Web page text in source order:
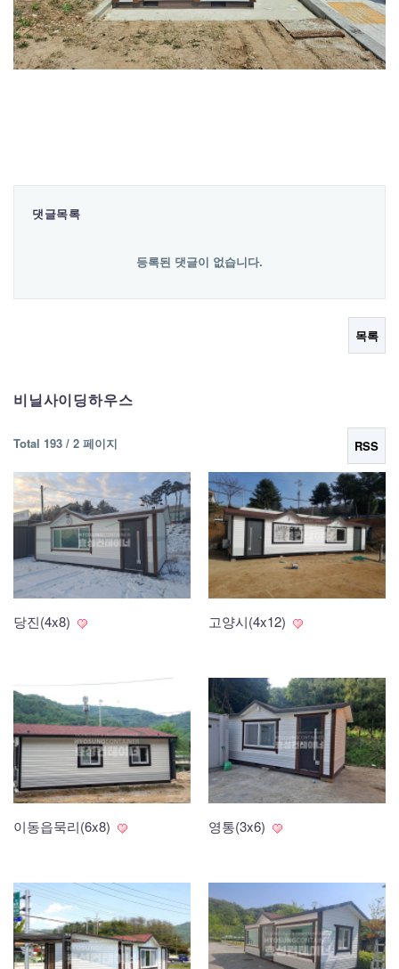
댓글목록
등록된 댓글이 없습니다.
목록
비닐사이딩하우스
Total 193 / 2 페이지 RSS
당진(4x8) 고양시(4x12)
이동읍묵리(6x8) 영통(3x6)